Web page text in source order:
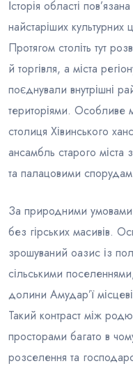
Історія області
найстаріших культурних
Протягом століть тут
й торгівля, а міста
поєднували внутрішні
територіями. Особливе
столиця Хівинського
ансамбль старого
та палацовими
За природними умовами
без гірських масивів.
зрошуваний оазис із
сільськими
долини Амудар’ї
Такий контраст між
просторами багато в
розселення та